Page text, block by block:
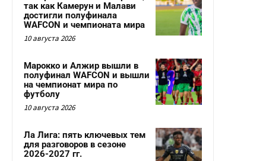
так как Камерун и Малави
достигли полуфинала
WAFCON и чемпионата мира
10 августа 2026
Марокко и Алжир вышли в
полуфинал WAFCON и вышли
на чемпионат мира по
футболу
10 августа 2026
Ла Лига: пять ключевых тем
для разговоров в сезоне
2026-2027 гг.